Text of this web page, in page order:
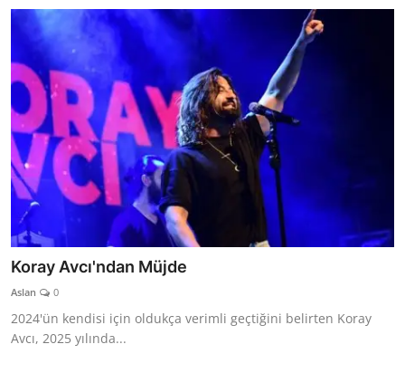
Koray Avcı'ndan Müjde
Aslan 0
2024'ün kendisi için oldukça verimli geçtiğini belirten Koray
Avcı, 2025 yılında...